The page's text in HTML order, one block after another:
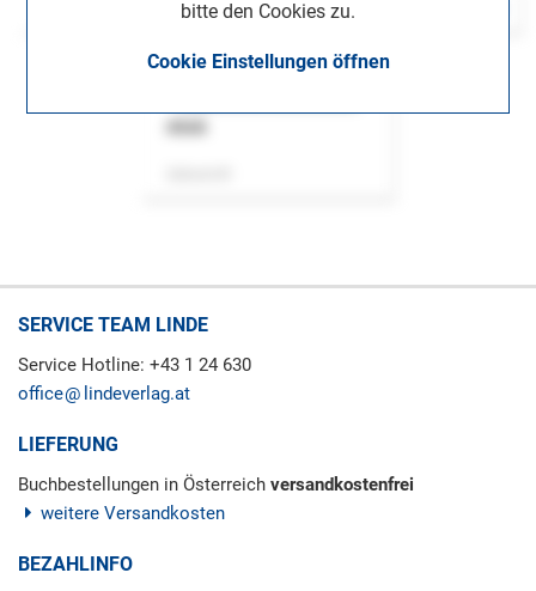
bitte den Cookies zu.
Cookie Einstellungen öffnen
SERVICE TEAM LINDE
Service Hotline: +43 1 24 630
office
lindeverlag.at
LIEFERUNG
Buchbestellungen in Österreich versandkostenfrei
weitere Versandkosten
BEZAHLINFO